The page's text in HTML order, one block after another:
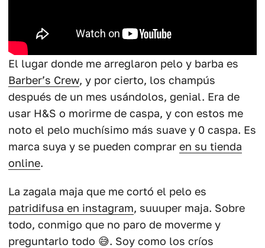
El lugar donde me arreglaron pelo y barba es
Barber’s Crew, y por cierto, los champús
después de un mes usándolos, genial. Era de
usar H&S o morirme de caspa, y con estos me
noto el pelo muchísimo más suave y 0 caspa. Es
marca suya y se pueden comprar en su tienda
online.
La zagala maja que me cortó el pelo es
patridifusa en instagram, suuuper maja. Sobre
todo, conmigo que no paro de moverme y
preguntarlo todo 😅. Soy como los críos